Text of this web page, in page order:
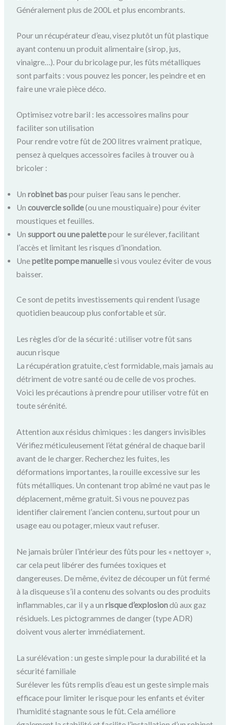
Généralement plus de 200L et plus encombrants.
Pour un récupérateur d’eau, visez plutôt un fût plastique
ayant contenu un produit alimentaire (sirop, jus,
vinaigre…). Pour du bricolage pur, les fûts métalliques
sont parfaits : vous pouvez les poncer, les peindre et en
faire une vraie pièce déco.
Optimisez votre baril : les accessoires malins pour
faciliter son utilisation
Pour rendre votre fût de 200 litres vraiment pratique,
pensez à quelques accessoires faciles à trouver ou à
bricoler :
Unrobinet baspour puiser l’eau sans le pencher.
Uncouvercle solide(ou une moustiquaire) pour éviter
moustiques et feuilles.
Unsupport ou une palettepour le surélever, facilitant
l’accès et limitant les risques d’inondation.
Unepetite pompe manuellesi vous voulez éviter de vous
baisser.
Ce sont de petits investissements qui rendent l’usage
quotidien beaucoup plus confortable et sûr.
Les règles d’or de la sécurité : utiliser votre fût sans
aucun risque
La récupération gratuite, c’est formidable, mais jamais au
détriment de votre santé ou de celle de vos proches.
Voici les précautions à prendre pour utiliser votre fût en
toute sérénité.
Attention aux résidus chimiques : les dangers invisibles
Vérifiez méticuleusement l’état général de chaque baril
avant de le charger. Recherchez les fuites, les
déformations importantes, la rouille excessive sur les
fûts métalliques. Un contenant trop abîmé ne vaut pas le
déplacement, même gratuit. Si vous ne pouvez pas
identifier clairement l’ancien contenu, surtout pour un
usage eau ou potager, mieux vaut refuser.
Ne jamais brûler l’intérieur des fûts pour les « nettoyer »,
car cela peut libérer des fumées toxiques et
dangereuses. De même, évitez de découper un fût fermé
à la disqueuse s’il a contenu des solvants ou des produits
inflammables, car il y a unrisque d’explosiondû aux gaz
résiduels. Les pictogrammes de danger (type ADR)
doivent vous alerter immédiatement.
La surélévation : un geste simple pour la durabilité et la
sécurité familiale
Surélever les fûts remplis d’eau est un geste simple mais
efficace pour limiter le risque pour les enfants et éviter
l’humidité stagnante sous le fût. Cela améliore